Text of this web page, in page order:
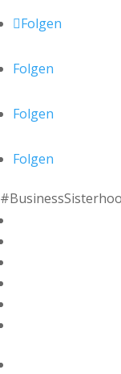
Folgen
Folgen
Folgen
Folgen